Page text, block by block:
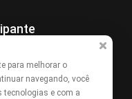
para melhorar o
navegando, você
tecnologias e com a